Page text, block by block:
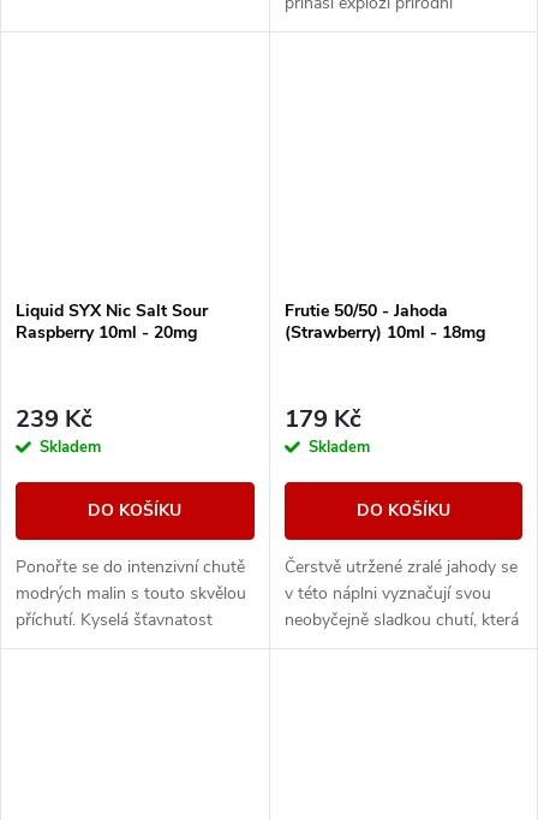
sladkosti a svěžesti v každém
Liquid SYX Nic Salt Sour
Raspberry 10ml - 20mg
239 Kč
Skladem
DO KOŠÍKU
Ponořte se do intenzivní chutě
modrých malin s touto skvělou
příchutí. Kyselá šťavnatost
malin zde zdůrazňuje chladivý
Frutie 50/50 - Jahoda
(Strawberry) 10ml - 18mg
179 Kč
Skladem
DO KOŠÍKU
Čerstvě utržené zralé jahody se
v této náplni vyznačují svou
neobyčejně sladkou chutí, která
vás nadchne a nebudete moci